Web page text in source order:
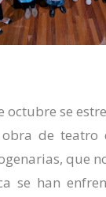
octubre se
de teatro
que
se han